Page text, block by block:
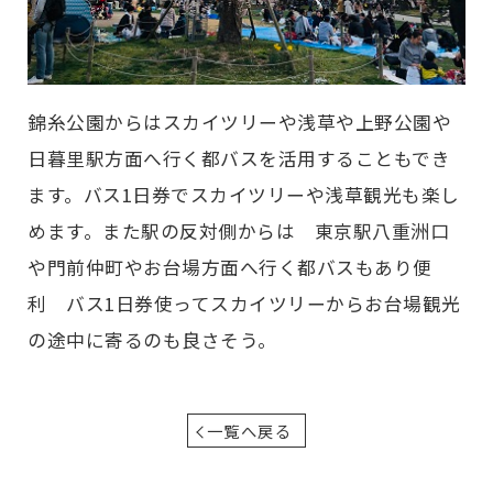
錦糸公園からはスカイツリーや浅草や上野公園や
日暮里駅方面へ行く都バスを活用することもでき
ます。バス1日券でスカイツリーや浅草観光も楽し
めます。また駅の反対側からは 東京駅八重洲口
や門前仲町やお台場方面へ行く都バスもあり便
利 バス1日券使ってスカイツリーからお台場観光
の途中に寄るのも良さそう。
一覧へ戻る